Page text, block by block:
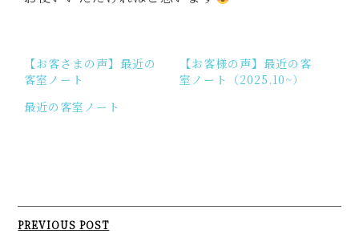
【お客さまの声】最近の
客室ノート
【お客様の声】最近の客
室ノート（2025.10~）
最近の客室ノート
Post
PREVIOUS POST